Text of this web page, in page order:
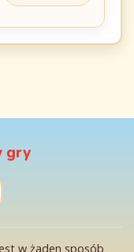
gry
w żaden sposób